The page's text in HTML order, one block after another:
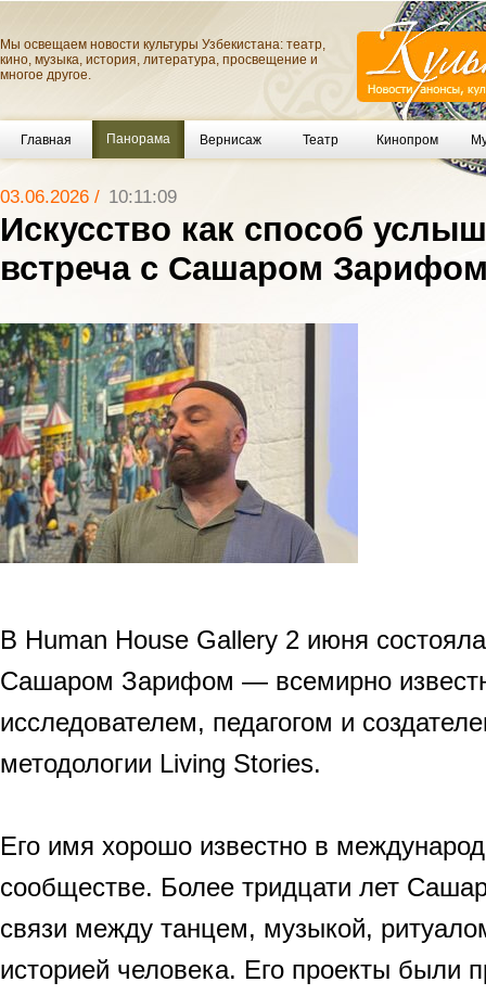
Мы освещаем новости культуры Узбекистана: театр,
кино, музыка, история, литература, просвещение и
многое другое.
Главная Панорама Вернисаж Театр Кинопром
03.06.2026 / 10:11:09
Искусство как способ
встреча с Сашаром
В Human House Gallery 2 июня
Сашаром Зарифом — всемирно
исследователем, педагогом и
методологии Living Stories.
Его имя хорошо известно в
сообществе. Более тридцати лет
связи между танцем, музыкой,
историей человека. Его проекты были